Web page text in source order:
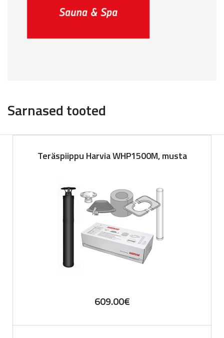
Sarnased tooted
Teräspiippu Harvia WHP1500M, musta
609.00€